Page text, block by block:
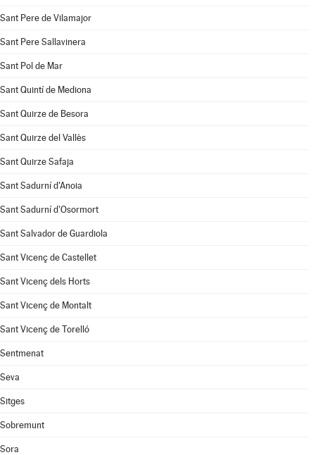
Sant Pere de Vilamajor
Sant Pere Sallavinera
Sant Pol de Mar
Sant Quintí de Mediona
Sant Quirze de Besora
Sant Quirze del Vallès
Sant Quirze Safaja
Sant Sadurní d'Anoia
Sant Sadurní d'Osormort
Sant Salvador de Guardiola
Sant Vicenç de Castellet
Sant Vicenç dels Horts
Sant Vicenç de Montalt
Sant Vicenç de Torelló
Sentmenat
Seva
Sitges
Sobremunt
Sora